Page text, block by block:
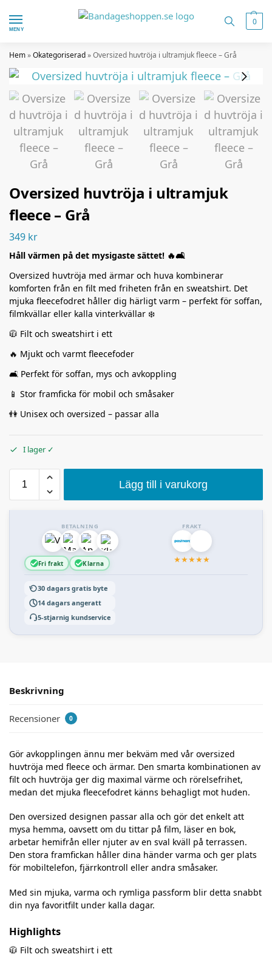
MENY
0
Hem»Okategoriserad»Oversized huvtröja i ultramjuk fleece – Grå
Oversized huvtröja i ultramjuk
fleece – Grå
349 kr
Håll värmen på det mysigaste sättet! 🔥🛋️
Oversized huvtröja med ärmar och huva kombinerar
komforten från en filt med friheten från en sweatshirt. Det
mjuka fleecefodret håller dig härligt varm – perfekt för soffan,
filmkvällar eller kalla vinterkvällar ❄️
🧥 Filt och sweatshirt i ett
🔥 Mjukt och varmt fleecefoder
🛋️ Perfekt för soffan, mys och avkoppling
📱 Stor framficka för mobil och småsaker
👫 Unisex och oversized – passar alla
I lager ✓
Lägg till i varukorg
BETALNING
Fri frakt Klarna
FRAKT
★★★★★
30 dagars gratis byte
14 dagars angeratt
5-stjarnig kundservice
Beskrivning
Recensioner 0
Gör avkopplingen ännu mer bekväm med vår oversized
huvtröja med fleece och ärmar. Den smarta kombinationen av
filt och huvtröja ger dig maximal värme och rörelsefrihet,
medan det mjuka fleecefodret känns behagligt mot huden.
Den oversized designen passar alla och gör det enkelt att
mysa hemma, oavsett om du tittar på film, läser en bok,
arbetar hemifrån eller njuter av en sval kväll på terrassen.
Den stora framfickan håller dina händer varma och ger plats
för mobiltelefon, fjärrkontroll eller andra småsaker.
Med sin mjuka, varma och rymliga passform blir detta snabbt
din nya favoritfilt under kalla dagar.
Highlights
🧥 Filt och sweatshirt i ett